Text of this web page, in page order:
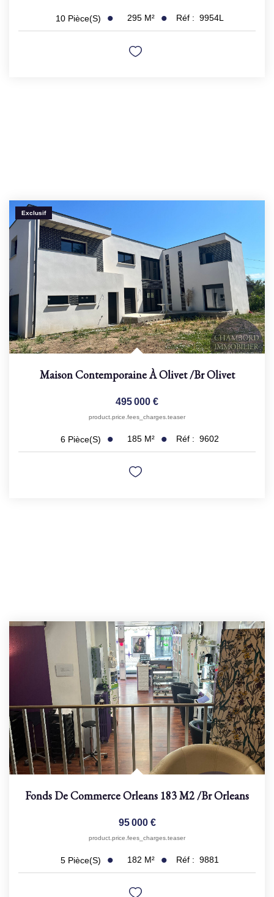
10 Pièce(s) 295 M² Réf : 9954L
Exclusif
Maison Contemporaine À Olivet/brOlivet
495 000 €
product.price.fees_charges.teaser
6 Pièce(s) 185 M² Réf : 9602
Fonds De Commerce Orleans 183 M2/brOrleans
95 000 €
product.price.fees_charges.teaser
5 Pièce(s) 182 M² Réf : 9881